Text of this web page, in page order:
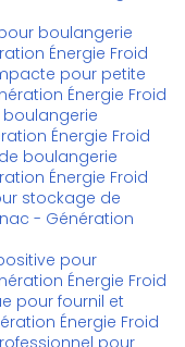
boulangerie
Énergie Froid
pour petite
Énergie Froid
Énergie Froid
boulangerie
Énergie Froid
stockage de
- Génération
pour
Énergie Froid
pour fournil et
Énergie Froid